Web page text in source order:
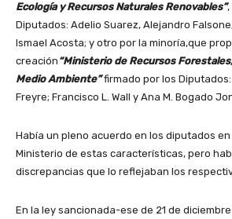
Ecología y Recursos Naturales Renovables”,
Diputados: Adelio Suarez, Alejandro
Ismael Acosta; y otro por la minoría,que
creación “Ministerio de Recursos
Medio Ambiente”firmado por los
Freyre; Francisco L. Wall y Ana M. Bogado
Había un pleno acuerdo en los diputados
Ministerio de estas características, pero
discrepancias que lo reflejaban los
En la ley sancionada-ese de 21 de